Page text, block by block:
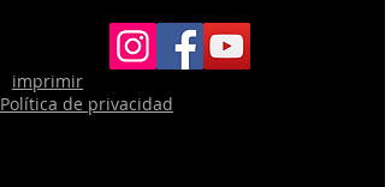
imprimir
Política de privacidad